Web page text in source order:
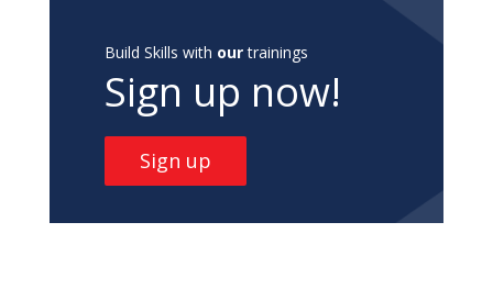
Build Skills with ourtrainings
Sign up now!
Sign up